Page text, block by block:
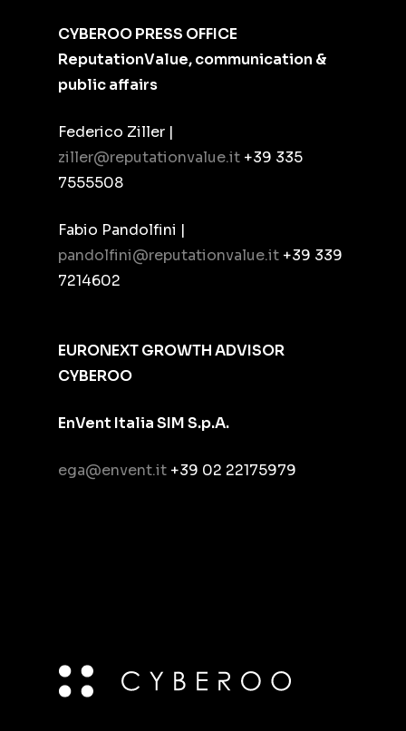
CYBEROO PRESS OFFICE
ReputationValue, communication &
public affairs
Federico Ziller |
ziller@reputationvalue.it +39 335
7555508
Fabio Pandolfini |
pandolfini@reputationvalue.it +39 339
7214602
EURONEXT GROWTH ADVISOR
CYBEROO
EnVent Italia SIM S.p.A.
ega@envent.it +39 02 22175979